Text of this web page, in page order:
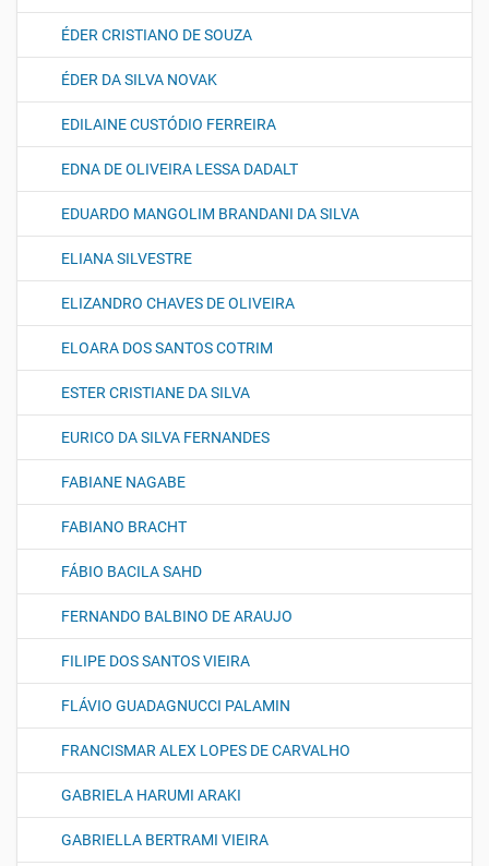
ÉDER CRISTIANO DE SOUZA
ÉDER DA SILVA NOVAK
EDILAINE CUSTÓDIO FERREIRA
EDNA DE OLIVEIRA LESSA DADALT
EDUARDO MANGOLIM BRANDANI DA SILVA
ELIANA SILVESTRE
ELIZANDRO CHAVES DE OLIVEIRA
ELOARA DOS SANTOS COTRIM
ESTER CRISTIANE DA SILVA
EURICO DA SILVA FERNANDES
FABIANE NAGABE
FABIANO BRACHT
FÁBIO BACILA SAHD
FERNANDO BALBINO DE ARAUJO
FILIPE DOS SANTOS VIEIRA
FLÁVIO GUADAGNUCCI PALAMIN
FRANCISMAR ALEX LOPES DE CARVALHO
GABRIELA HARUMI ARAKI
GABRIELLA BERTRAMI VIEIRA